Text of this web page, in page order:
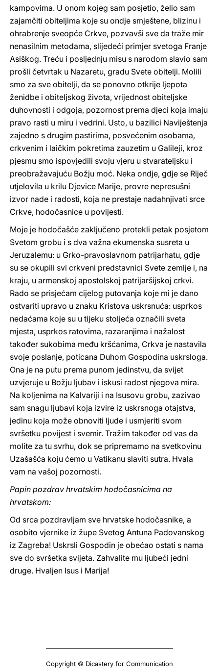
kampovima. U onom kojeg sam posjetio, želio sam
zajamčiti obiteljima koje su ondje smještene, blizinu i
ohrabrenje sveopće Crkve, pozvavši sve da traže mir
nenasilnim metodama, slijedeći primjer svetoga Franje
Asiškog. Treću i posljednju misu s narodom slavio sam
prošli četvrtak u Nazaretu, gradu Svete obitelji. Molili
smo za sve obitelji, da se ponovno otkrije ljepota
ženidbe i obiteljskog života, vrijednost obiteljske
duhovnosti i odgoja, pozornost prema djeci koja imaju
pravo rasti u miru i vedrini. Usto, u bazilici Naviještenja
zajedno s drugim pastirima, posvećenim osobama,
crkvenim i laičkim pokretima zauzetim u Galileji, kroz
pjesmu smo ispovjedili svoju vjeru u stvarateljsku i
preobražavajuću Božju moć. Neka ondje, gdje se Riječ
utjelovila u krilu Djevice Marije, provre nepresušni
izvor nade i radosti, koja ne prestaje nadahnjivati srce
Crkve, hodočasnice u povijesti.
Moje je hodočašće zaključeno protekli petak posjetom
Svetom grobu i s dva važna ekumenska susreta u
Jeruzalemu: u Grko-pravoslavnom patrijarhatu, gdje
su se okupili svi crkveni predstavnici Svete zemlje i, na
kraju, u armenskoj apostolskoj patrijaršijskoj crkvi.
Rado se prisjećam cijelog putovanja koje mi je dano
ostvariti upravo u znaku Kristova uskrsnuća: usprkos
nedaćama koje su u tijeku stoljeća označili sveta
mjesta, usprkos ratovima, razaranjima i nažalost
također sukobima među kršćanima, Crkva je nastavila
svoje poslanje, poticana Duhom Gospodina uskrsloga.
Ona je na putu prema punom jedinstvu, da svijet
uzvjeruje u Božju ljubav i iskusi radost njegova mira.
Na koljenima na Kalvariji i na Isusovu grobu, zazivao
sam snagu ljubavi koja izvire iz uskrsnoga otajstva,
jedinu koja može obnoviti ljude i usmjeriti svom
svršetku povijest i svemir. Tražim također od vas da
molite za tu svrhu, dok se pripremamo na svetkovinu
Uzašašća koju ćemo u Vatikanu slaviti sutra. Hvala
vam na vašoj pozornosti.
Papin pozdrav hrvatskim hodočasnicima na
hrvatskom:
Od srca pozdravljam sve hrvatske hodočasnike, a
osobito vjernike iz župe Svetog Antuna Padovanskog
iz Zagreba! Uskrsli Gospodin je obećao ostati s nama
sve do svršetka svijeta. Zahvalite mu ljubeći jedni
druge. Hvaljen Isus i Marija!
Copyright © Dicastery for Communication